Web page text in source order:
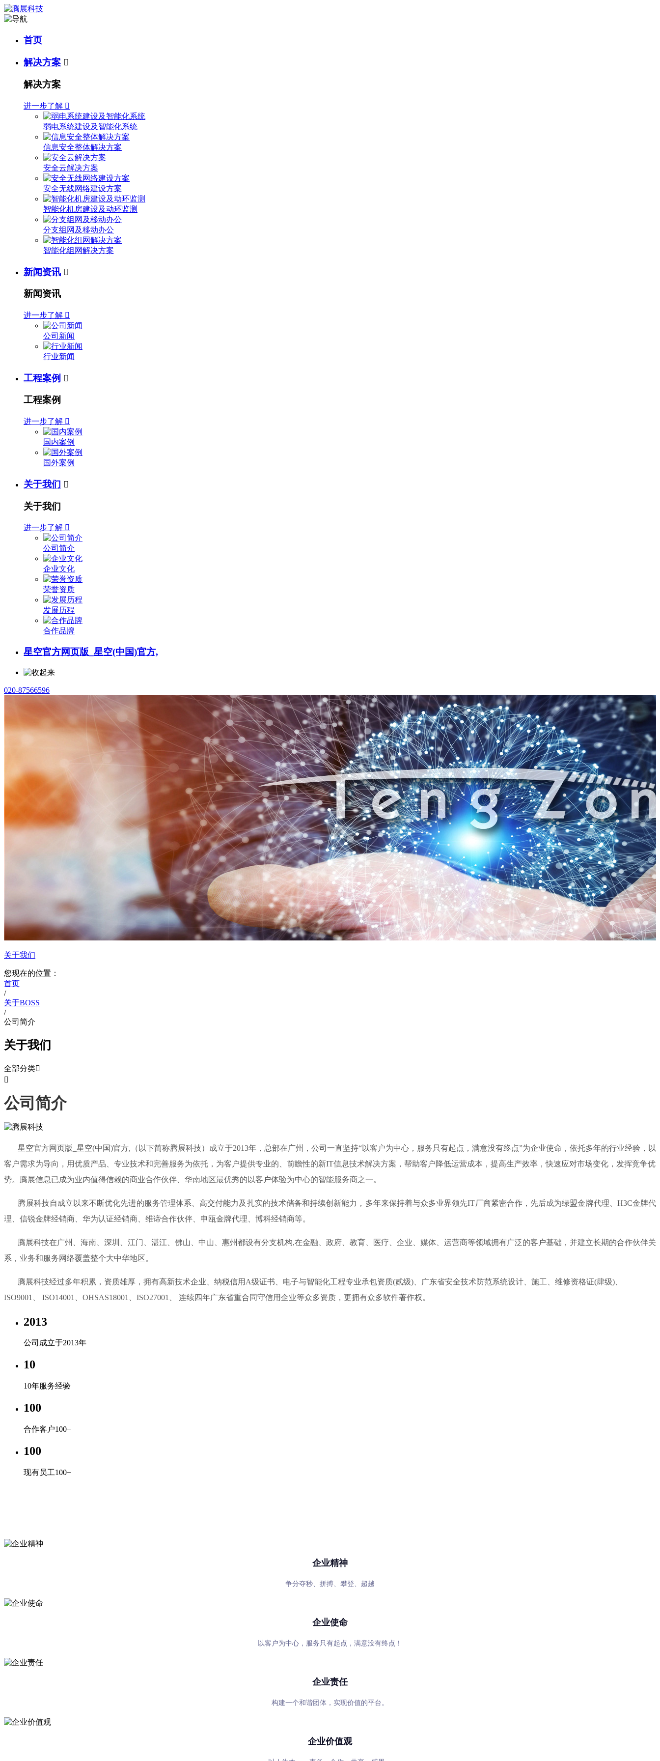
首页
解决方案 
解决方案
进一步了解 
弱电系统建设及智能化系统
信息安全整体解决方案
安全云解决方案
安全无线网络建设方案
智能化机房建设及动环监测
分支组网及移动办公
智能化组网解决方案
新闻资讯 
新闻资讯
进一步了解 
公司新闻
行业新闻
工程案例 
工程案例
进一步了解 
国内案例
国外案例
关于我们 
关于我们
进一步了解 
公司简介
企业文化
荣誉资质
发展历程
合作品牌
星空官方网页版_星空(中国)官方,
020-87566596
关于我们
您现在的位置：
首页
/
关于BOSS
/
公司简介
关于我们
全部分类

公司简介
星空官方网页版_星空(中国)官方,（以下简称腾展科技）成立于2013年，总部在广州，公司一直坚持“以客户为中心，服务只有起点，满意没有终点”为企业使命，依托多年的行业经验，以
客户需求为导向，用优质产品、专业技术和完善服务为依托，为客户提供专业的、前瞻性的新IT信息技术解决方案，帮助客户降低运营成本，提高生产效率，快速应对市场变化，发挥竞争优
势。腾展信息已成为业内值得信赖的商业合作伙伴、华南地区最优秀的以客户体验为中心的智能服务商之一。
腾展科技自成立以来不断优化先进的服务管理体系、高交付能力及扎实的技术储备和持续创新能力，多年来保持着与众多业界领先IT厂商紧密合作，先后成为绿盟金牌代理、H3C金牌代
理、信锐金牌经销商、华为认证经销商、维谛合作伙伴、申瓯金牌代理、博科经销商等。
腾展科技在广州、海南、深圳、江门、湛江、佛山、中山、惠州都设有分支机构,在金融、政府、教育、医疗、企业、媒体、运营商等领域拥有广泛的客户基础，并建立长期的合作伙伴关
系，业务和服务网络覆盖整个大中华地区。
腾展科技经过多年积累，资质雄厚，拥有高新技术企业、纳税信用A级证书、电子与智能化工程专业承包资质(贰级)、广东省安全技术防范系统设计、施工、维修资格证(肆级)、
ISO9001、 ISO14001、OHSAS18001、ISO27001、 连续四年广东省重合同守信用企业等众多资质，更拥有众多软件著作权。
2013
公司成立于2013年
10
10年服务经验
100
合作客户100+
100
现有员工100+
企业精神
争分夺秒、拼搏、攀登、超越
企业使命
以客户为中心，服务只有起点，满意没有终点！
企业责任
构建一个和谐团体，实现价值的平台。
企业价值观